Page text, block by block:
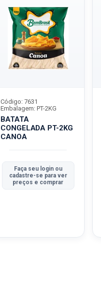
BATATA
CONGELADA PT-2KG
CANOA
Código: 7631
Embalagem: PT-2KG
Faça seu login ou
cadastre-se para ver
preços e comprar